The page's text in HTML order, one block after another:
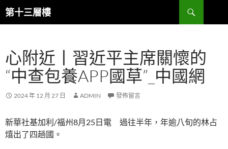
跳
至
內
容
第十三層樓
搜
尋
心附近丨習近平主席關懷的
“中查包養APP國草”_中國網
2024 年 12 月 27 日 ADMIN 發佈留言
新華社基加利/福州8月25日電 過往半年，年逾八旬的林占
熺出了四趟國。